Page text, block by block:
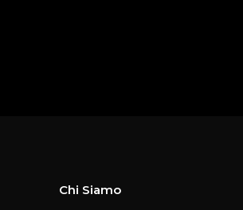
Chi Siamo